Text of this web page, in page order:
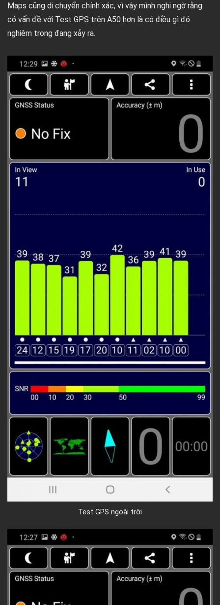
Maps cũng di chuyển chính xác, vì vậy mình nghi ngờ rằng
có vấn đề với Test GPS trên A50 hơn là có điều gì đó
nghiêm trọng đang xảy ra.
Test GPS ngoài trời